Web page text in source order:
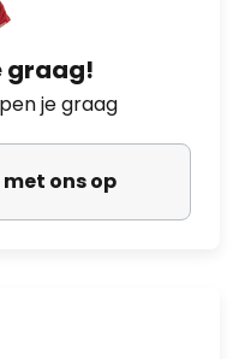
graag!
je graag
ons op